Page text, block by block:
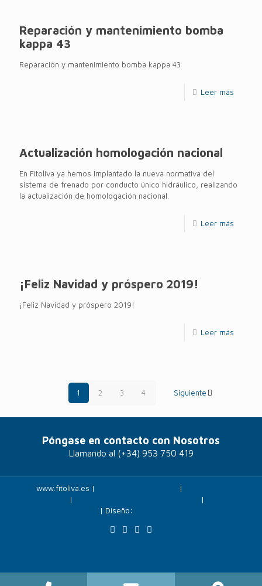
Reparación y mantenimiento bomba
kappa 43
Reparación y mantenimiento bomba kappa 43
Leer más
Actualización homologación nacional
En Fitoliva ya hemos implantado la nueva normativa del
sistema de frenado por conducto único hidráulico, realizando
la actualización de homologación nacional.
Leer más
¡Feliz Navidad y próspero 2019!
¡Feliz Navidad y próspero 2019!
Leer más
1 2 3 4 Siguiente
Póngase en contacto con Nosotros
Llamando al (+34) 953 750 419
www.fitoliva.es | |
| |
| Diseño: